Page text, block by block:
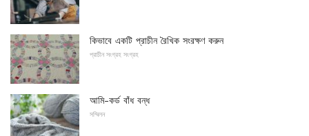
কিভাবে একটি প্রাচীন রৈখিক সংরক্ষণ করুন
প্রাচীন সংগ্রহ সংগ্রহ
আমি-কর্ড বাঁধ বন্ধ
সম্মিলন